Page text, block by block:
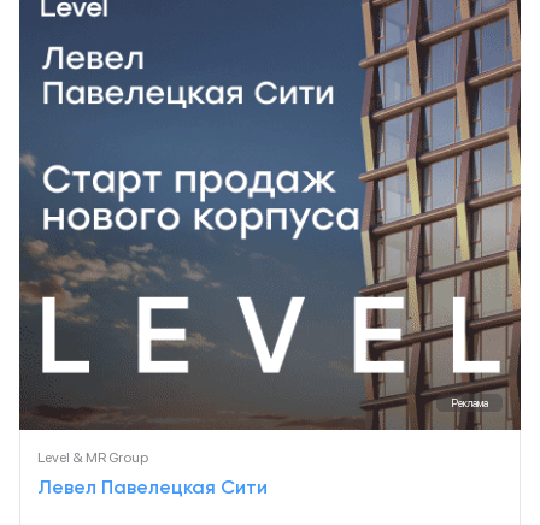
Реклама
Level & MR Group
Левел Павелецкая Сити